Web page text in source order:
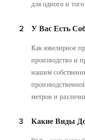
для одного и
2 У Вас Есть
Как ювелирное
производство и
нашим
метров и
3 Какие Виды